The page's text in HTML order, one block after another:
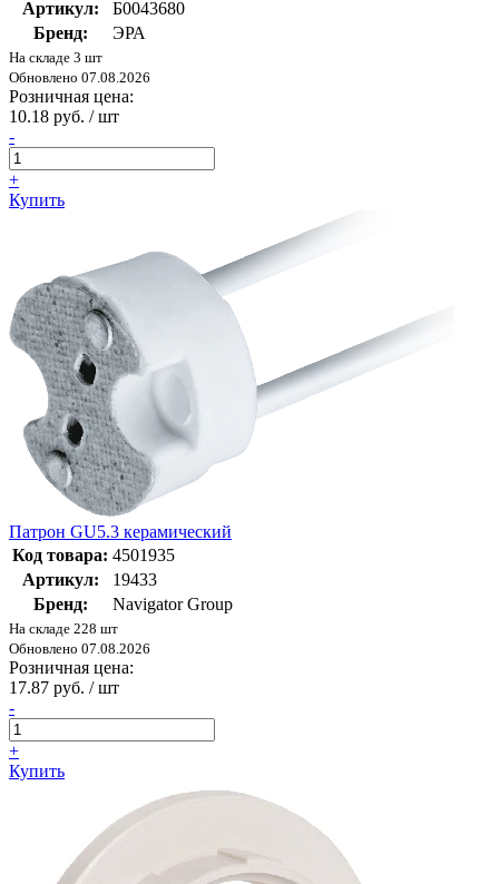
Артикул:
Б0043680
Бренд:
ЭРА
На складе 3 шт
Обновлено 07.08.2026
Розничная цена:
10.18 руб. / шт
-
+
Купить
Патрон GU5.3 керамический
Код товара: 4501935
Артикул:
19433
Бренд:
Navigator Group
На складе 228 шт
Обновлено 07.08.2026
Розничная цена:
17.87 руб. / шт
-
+
Купить